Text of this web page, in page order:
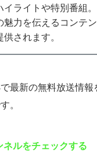
ライトや特別番組。
魅力を伝えるコンテ
されます。
最新の無料放送情報
。
ルをチェックする